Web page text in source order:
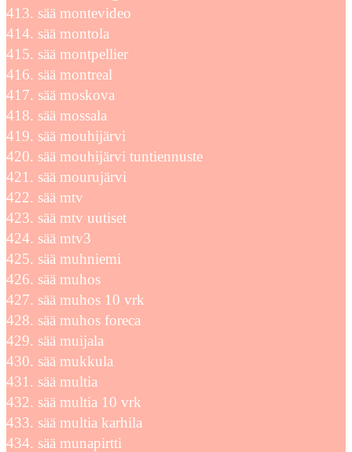
sää montevideo
sää montola
sää montpellier
sää montreal
sää moskova
sää mossala
sää mouhijärvi
sää mouhijärvi tuntiennuste
sää mourujärvi
sää mtv
sää mtv uutiset
sää mtv3
sää muhniemi
sää muhos
sää muhos 10 vrk
sää muhos foreca
sää muijala
sää mukkula
sää multia
sää multia 10 vrk
sää multia karhila
sää munapirtti